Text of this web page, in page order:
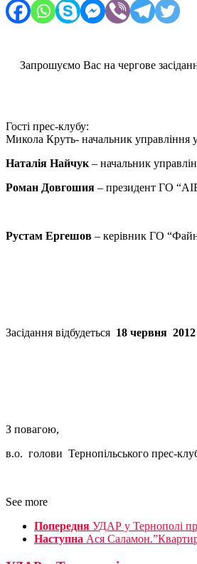
Запрошуємо Вас на чергове
Гості прес-клубу:
Микола Круть- начальник управління
Наталія Найчук – начальник
Роман Довгошия – президент ГО
Рустам Ергешов – керівник ГО
Засідання відбудеться 18 червня
З повагою,
в.о. голови
See more
Попередня УДАР у Тернополі
Наступна Ася